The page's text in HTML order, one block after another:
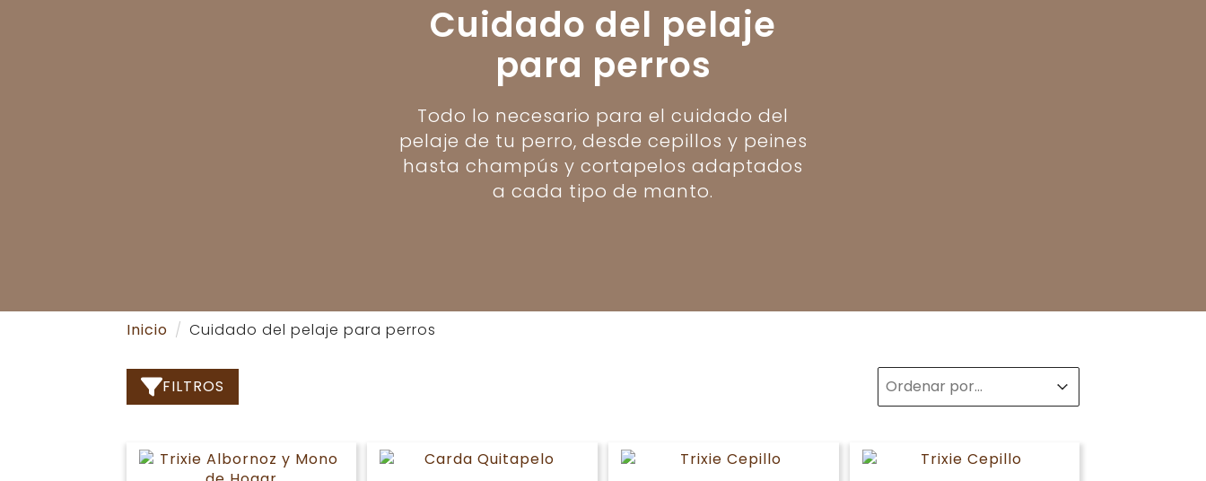
Cuidado del pelaje
para perros
Todo lo necesario para el cuidado del
pelaje de tu perro, desde cepillos y peines
hasta champús y cortapelos adaptados
a cada tipo de manto.
Inicio Cuidado del pelaje para perros
FILTROS
SortSort content
Sort content